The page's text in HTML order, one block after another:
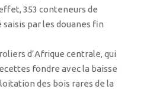
353 conteneurs de
par les douanes fin
d’Afrique centrale, qui
fondre avec la baisse
des bois rares de la